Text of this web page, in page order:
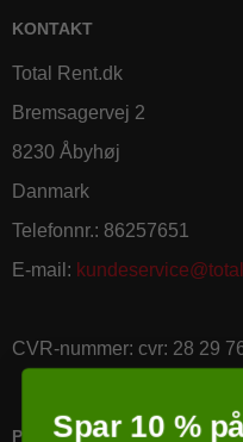
KONTAKT
Total Rent.dk
Bremsagervej 2
8230 Åbyhøj
Danmark
Telefonnr.: 86257651
E-mail :
CVR-nummer: cvr: 28 29
PRICERUNNER
Spar 10 %